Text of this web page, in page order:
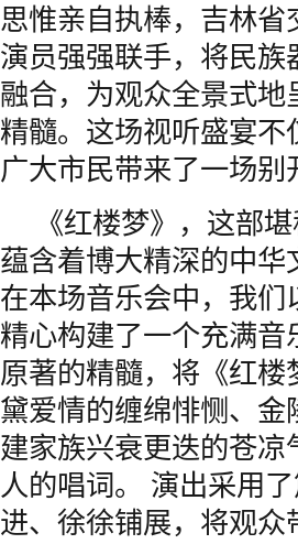
思惟亲自执棒，吉林
演员强强联手，将民
融合，为观众全景式
精髓。这场视听盛宴
广大市民带来了一场
《红楼梦》，这部
蕴含着博大精深的中
在本场音乐会中，我
精心构建了一个充满
原著的精髓，将《红
黛爱情的缠绵悱恻、
建家族兴衰更迭的苍
人的唱词。 演出采用
进、徐徐铺展，将观众